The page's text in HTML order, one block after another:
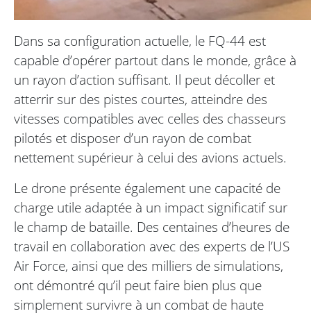
Dans sa configuration actuelle, le FQ-44 est
capable d’opérer partout dans le monde, grâce à
un rayon d’action suffisant. Il peut décoller et
atterrir sur des pistes courtes, atteindre des
vitesses compatibles avec celles des chasseurs
pilotés et disposer d’un rayon de combat
nettement supérieur à celui des avions actuels.
Le drone présente également une capacité de
charge utile adaptée à un impact significatif sur
le champ de bataille. Des centaines d’heures de
travail en collaboration avec des experts de l’US
Air Force, ainsi que des milliers de simulations,
ont démontré qu’il peut faire bien plus que
simplement survivre à un combat de haute